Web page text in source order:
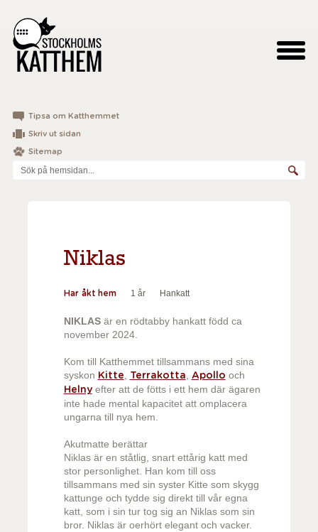
Tipsa om Katthemmet
Skriv ut sidan
Sitemap
Niklas
Har åkt hem 1 år Hankatt
NIKLASär en rödtabby hankatt född ca
november 2024.
Kom till Katthemmet tillsammans med sina
syskon Kitte Terrakotta Apollo och
Helnyefter att de fötts i ett hem där ägaren
inte hade mental kapacitet att omplacera
ungarna till nya hem.
Akutmatte berättar
Niklas är en ståtlig, snart ettårig katt med
stor personlighet. Han kom till oss
tillsammans med sin syster Kitte som skygg
kattunge och tydde sig direkt till vår egna
katt, som i sin tur tog sig an Niklas som sin
bror. Niklas är oerhört elegant och vacker.